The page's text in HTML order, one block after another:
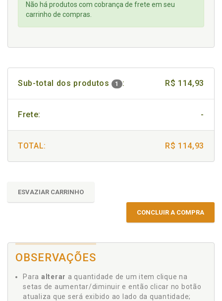
Não há produtos com cobrança de frete em seu
carrinho de compras.
Sub-total dos produtos 1 : R$ 114,93
Frete: -
TOTAL: R$ 114,93
ESVAZIAR CARRINHO
CONCLUIR A COMPRA
OBSERVAÇÕES
Para alterar a quantidade de um item clique na
setas de aumentar/diminuir e então clicar no botão
atualiza que será exibido ao lado da quantidade;